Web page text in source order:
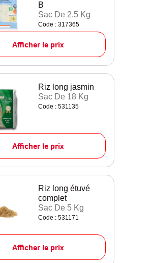
B
Sac De 2.5 Kg
Code : 317365
Afficher le prix
Riz long jasmin
Sac De 18 Kg
Code : 531135
Afficher le prix
Riz long étuvé
complet
Sac De 5 Kg
Code : 531171
Afficher le prix